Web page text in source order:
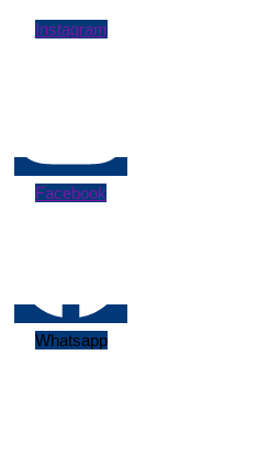
Instagram
Facebook
Whatsapp